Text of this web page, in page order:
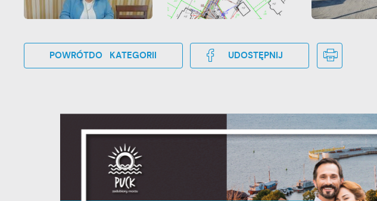
POWRÓTDO KATEGORII UDOSTĘPNIJ
Ustawienia
Szanujemy Twoją prywatność.
zaakceptować je wszystkie. W
swoich ustawień.